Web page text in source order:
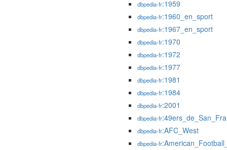
dbpedia-fr:1959
dbpedia-fr:1960_en_sport
dbpedia-fr:1967_en_sport
dbpedia-fr:1970
dbpedia-fr:1972
dbpedia-fr:1977
dbpedia-fr:1981
dbpedia-fr:1984
dbpedia-fr:2001
dbpedia-fr
dbpedia-fr:AFC_West
dbpedia-fr